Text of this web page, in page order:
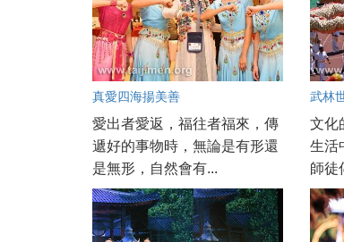
真愛四海揚美善
愛出者愛返，福往者福來，傳
遞好的事物時，無論是有形還
是無形，自然會有...
武林
文化
生活
師徒